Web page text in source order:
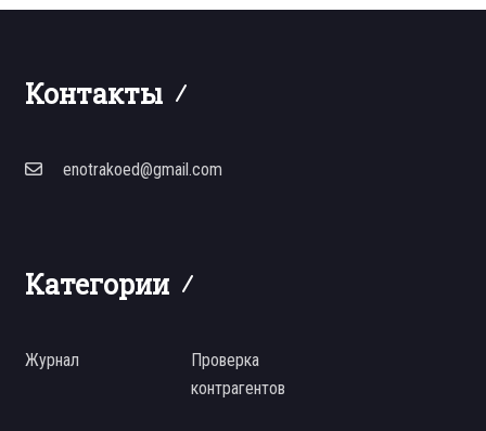
Контакты
enotrakoed@gmail.com
Категории
Журнал
Проверка
контрагентов